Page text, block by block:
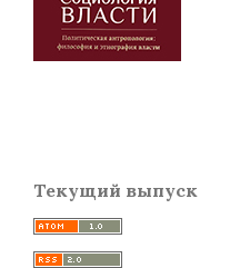
Текущий выпуск